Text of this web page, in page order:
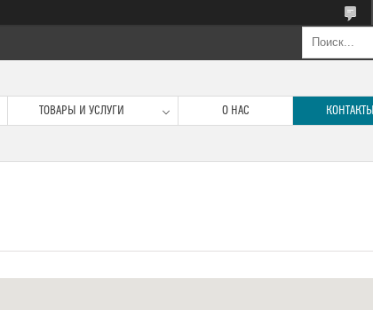
ТОВАРЫ И УСЛУГИ О НАС КОНТАКТЫ